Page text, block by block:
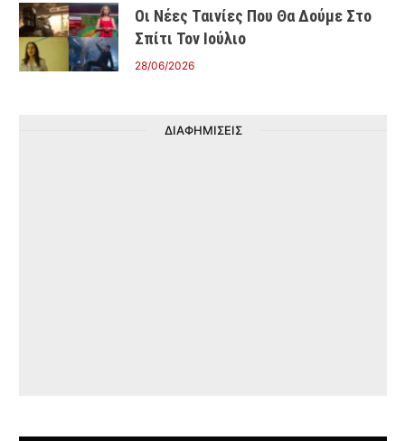
Οι Νέες Ταινίες Που Θα Δούμε Στο
Σπίτι Τον Ιούλιο
28/06/2026
ΔΙΑΦΗΜΙΣΕΙΣ